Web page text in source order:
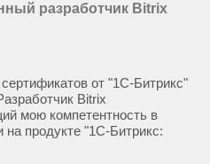
разработчик Bitrix
от "1С-Битрикс"
Bitrix
мою компетентность в
на продукте "1С-Битрикс: